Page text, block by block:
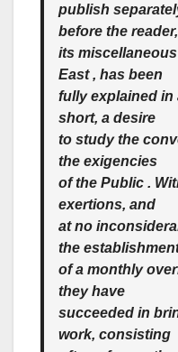
publish
before the reader,
its
East , has been
fully explained in
short, a desire
to study the
the exigencies
of the Public .
exertions, and
at no
the
of a monthly
they have
succeeded in
work, consisting